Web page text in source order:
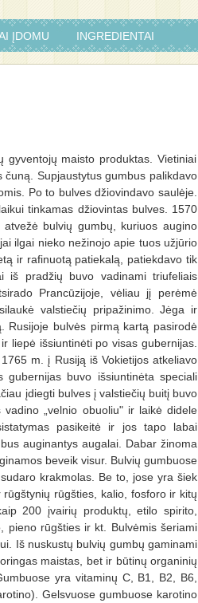
ĮDOMU INGREDIENTAI
gyventojų maisto produktas. Vietiniai
Supjaustytus gumbus palikdavo
Po to bulves džiovindavo saulėje.
tinkamas džiovintas bulves. 1570
bulvių gumbų, kuriuos augino
ilgai nieko nežinojo apie tuos užjūrio
ir rafinuotą patiekalą, patiekdavo tik
iš pradžių buvo vadinami triufeliais
Prancūzijoje, vėliau jį perėmė
valstiečių pripažinimo. Jėga ir
Rusijoje bulvės pirmą kartą pasirodė
liepė išsiuntinėti po visas gubernijas.
m. į Rusiją iš Vokietijos atkeliavo
buvo išsiuntinėta speciali
įdiegti bulves į valstiečių buitį buvo
„velnio obuoliu" ir laikė didele
pasikeitė ir jos tapo labai
auginantys augalai. Dabar žinoma
beveik visur. Bulvių gumbuose
krakmolas. Be to, jose yra šiek
rūgšties, kalio, fosforo ir kitų
200 įvairių produktų, etilo spirito,
pieno rūgšties ir kt. Bulvėmis šeriami
Iš nuskustų bulvių gumbų gaminami
maistas, bet ir būtinų organinių
yra vitaminų C, B1, B2, B6,
Gelsvuose gumbuose karotino